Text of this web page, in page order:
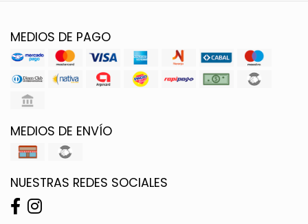
MEDIOS DE PAGO
MEDIOS DE ENVÍO
NUESTRAS REDES SOCIALES